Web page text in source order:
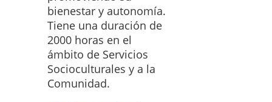
bienestar y autonomía.
Tiene una duración de
2000 horas en el
ámbito de Servicios
Socioculturales y a la
Comunidad.